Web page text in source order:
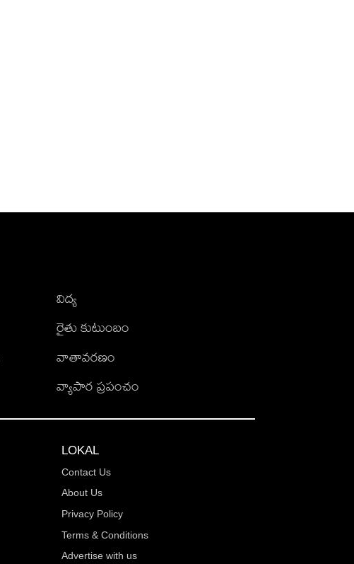
విద్య
రైతు కుటుంబం
వాతావరణం
వ్యాపార ప్రపంచం
LOKAL
Contact Us
About Us
Privacy Policy
Terms & Conditions
Advertise with us